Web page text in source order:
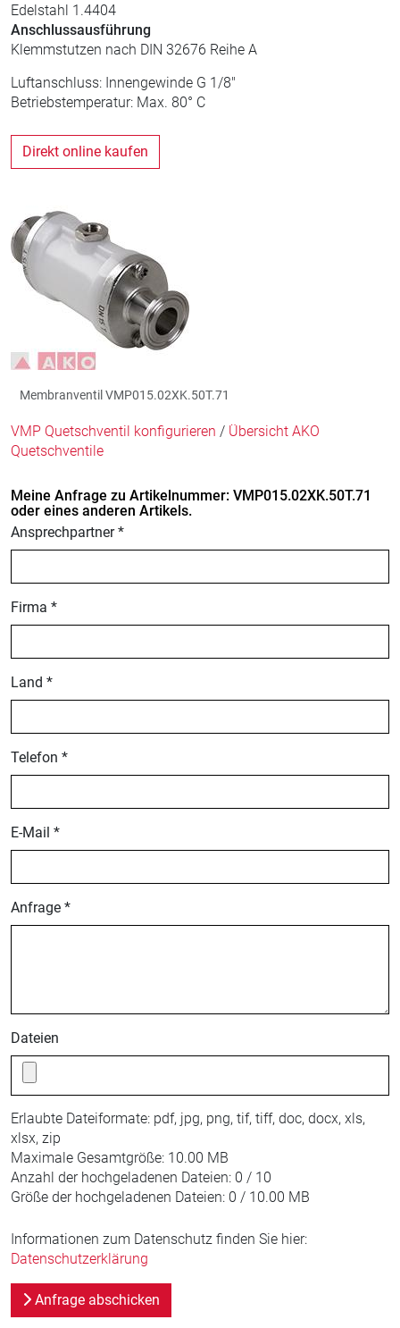
Edelstahl 1.4404
Anschlussausführung
Klemmstutzen nach DIN 32676 Reihe A
Luftanschluss: Innengewinde G 1/8"
Betriebstemperatur: Max. 80° C
Direkt online kaufen
Membranventil VMP015.02XK.50T.71
VMP Quetschventil konfigurieren / Übersicht AKO
Quetschventile
Meine Anfrage zu Artikelnummer: VMP015.02XK.50T.71
oder eines anderen Artikels.
Ansprechpartner *
Firma *
Land *
Telefon *
E-Mail *
Anfrage *
Dateien
Erlaubte Dateiformate: pdf, jpg, png, tif, tiff, doc, docx, xls,
xlsx, zip
Maximale Gesamtgröße: 10.00 MB
Anzahl der hochgeladenen Dateien: 0 / 10
Größe der hochgeladenen Dateien: 0 / 10.00 MB
Informationen zum Datenschutz finden Sie hier:
Datenschutzerklärung
Anfrage abschicken